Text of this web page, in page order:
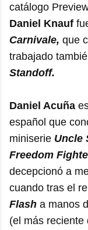
catálogo
Daniel Knauf
Carnivale, que
trabajado
Standoff.
Daniel Acuña
español que
miniserie Uncle
Freedom
decepcionó a
cuando tras el
Flash a manos
(el más reciente